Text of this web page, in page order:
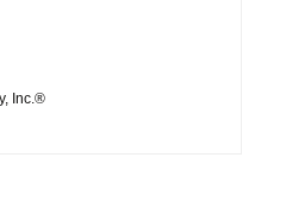
Inc.®